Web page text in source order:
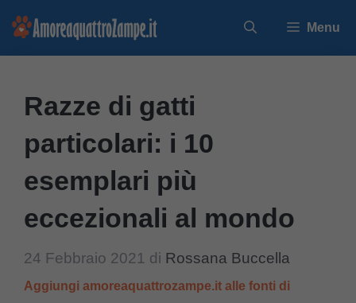
Vai
Menu
Razze di gatti
particolari: i 10
esemplari più
eccezionali al mondo
24 Febbraio 2021 di Rossana Buccella
Aggiungi amoreaquattrozampe.it alle fonti di